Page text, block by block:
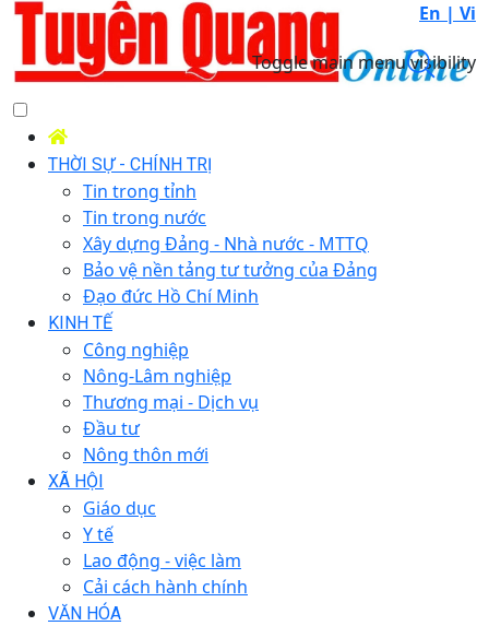
En | Vi
Toggle main menu visibility
THỜI SỰ - CHÍNH TRỊ
Tin trong tỉnh
Tin trong nước
Xây dựng Đảng - Nhà nước - MTTQ
Bảo vệ nền tảng tư tưởng của Đảng
Đạo đức Hồ Chí Minh
KINH TẾ
Công nghiệp
Nông-Lâm nghiệp
Thương mại - Dịch vụ
Đầu tư
Nông thôn mới
XÃ HỘI
Giáo dục
Y tế
Lao động - việc làm
Cải cách hành chính
VĂN HÓA